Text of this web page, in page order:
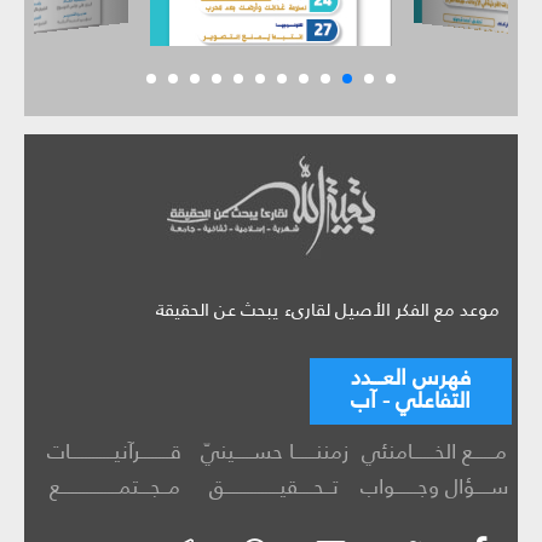
موعد مع الفكر الأصيل لقارىء يبحث عن الحقيقة
فهرس العـــدد
التفاعلي - آب
مــــــع الخــــــامنئي زمننــــــا حســـــينيّ
قــــــــرآنيــــــــــــات
ســــؤال وجــــــواب
تــحــــقيـــــــــــــــق مــجـــتمــــــــــــــــع